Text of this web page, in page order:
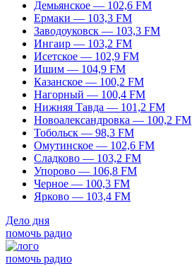
Демьянское — 102,6 FM
Ермаки — 103,3 FM
Заводоуковск — 103,3 FM
Ингаир — 103,2 FM
Исетское — 102,9 FM
Ишим — 104,9 FM
Казанское — 100,2 FM
Нагорный — 100,4 FM
Нижняя Тавда — 101,2 FM
Новоалександровка — 100,2 FM
Тобольск — 98,3 FM
Омутинское — 102,6 FM
Сладково — 103,2 FM
Упорово — 106,8 FM
Черное — 100,3 FM
Ярково — 103,4 FM
Дело дня
помочь радио
помочь радио